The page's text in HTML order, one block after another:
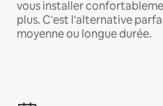
vous installer
plus. C'est l'alternative
moyenne ou longue durée.